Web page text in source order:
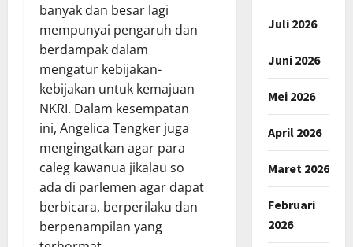
banyak dan besar lagi
mempunyai pengaruh dan
berdampak dalam
mengatur kebijakan-
kebijakan untuk kemajuan
NKRI. Dalam kesempatan
ini, Angelica Tengker juga
mengingatkan agar para
caleg kawanua jikalau so
ada di parlemen agar dapat
berbicara, berperilaku dan
berpenampilan yang
Juli 2026
Juni 2026
Mei 2026
April 2026
Maret 2026
Februari
2026